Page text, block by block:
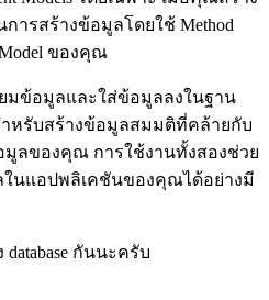
ารสร้างข้อมูลโดยใช้ Method
ของคุณ
ยมข้อมูลและใส่ข้อมูลลงในฐาน
หรับสร้างข้อมูลสมมติที่คล้ายกับ
มูลของคุณ การใช้งานทั้งสองช่วย
นแอปพลิเคชันของคุณได้อย่างมี
กันนะครับ